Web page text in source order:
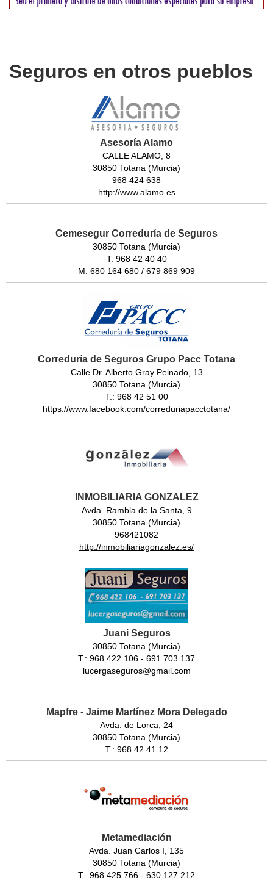
Seguros en otros pueblos
Asesoría Alamo
CALLE ALAMO, 8
30850 Totana (Murcia)
968 424 638
http://www.alamo.es
Cemesegur Correduría de Seguros
30850 Totana (Murcia)
T. 968 42 40 40
M. 680 164 680 / 679 869 909
Correduría de Seguros Grupo Pacc Totana
Calle Dr. Alberto Gray Peinado, 13
30850 Totana (Murcia)
T.: 968 42 51 00
https://www.facebook.com/correduriapacctotana/
INMOBILIARIA GONZALEZ
Avda. Rambla de la Santa, 9
30850 Totana (Murcia)
968421082
http://inmobiliariagonzalez.es/
Juani Seguros
30850 Totana (Murcia)
T.: 968 422 106 - 691 703 137
lucergaseguros@gmail.com
Mapfre - Jaime Martínez Mora Delegado
Avda. de Lorca, 24
30850 Totana (Murcia)
T.: 968 42 41 12
Metamediación
Avda. Juan Carlos I, 135
30850 Totana (Murcia)
T.: 968 425 766 - 630 127 212